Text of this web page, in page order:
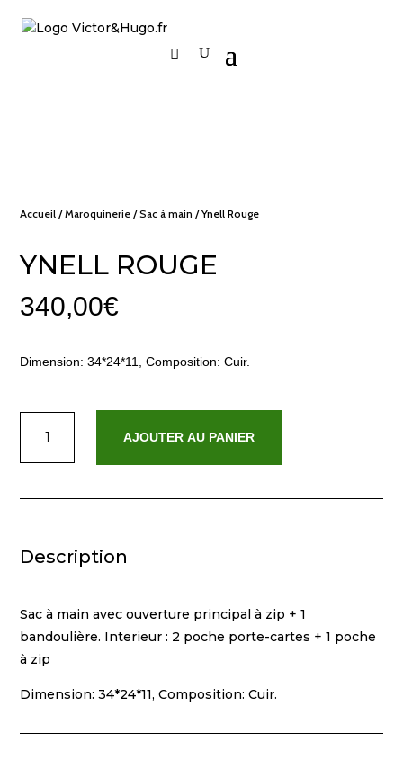
Accueil /Maroquinerie /Sac à main / Ynell Rouge
YNELL ROUGE
340,00€
Dimension: 34*24*11, Composition: Cuir.
Ynell
AJOUTER AU PANIER
Description
Sac à main avec ouverture principal à zip + 1
bandoulière. Interieur : 2 poche porte-cartes + 1 poche
à zip
Dimension: 34*24*11, Composition: Cuir.